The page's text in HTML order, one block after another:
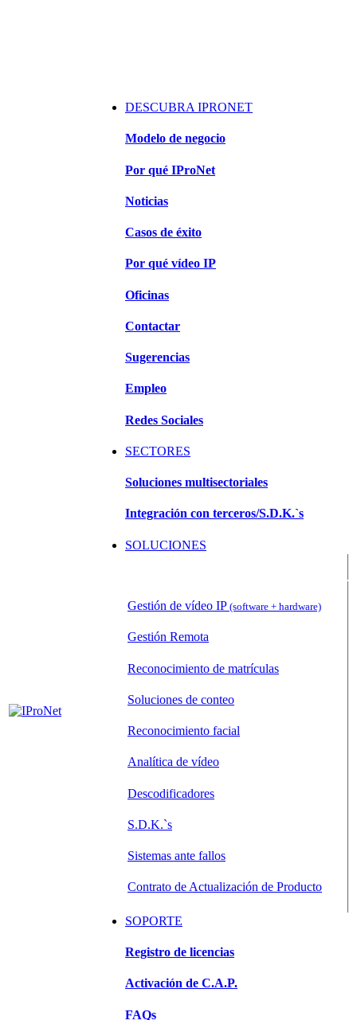
DESCUBRA IPRONET
Modelo de negocio
Por qué IProNet
Noticias
Casos de éxito
Por qué vídeo IP
Oficinas
Contactar
Sugerencias
Empleo
Redes Sociales
SECTORES
Soluciones multisectoriales
Integración con terceros/S.D.K.`s
SOLUCIONES
Gestión de vídeo IP (software + hardware)
Gestión Remota
Reconocimiento de matrículas
Soluciones de conteo
Reconocimiento facial
Analítica de vídeo
Descodificadores
S.D.K.`s
Sistemas ante fallos
Contrato de Actualización de Producto
SOPORTE
Registro de licencias
Activación de C.A.P.
FAQs